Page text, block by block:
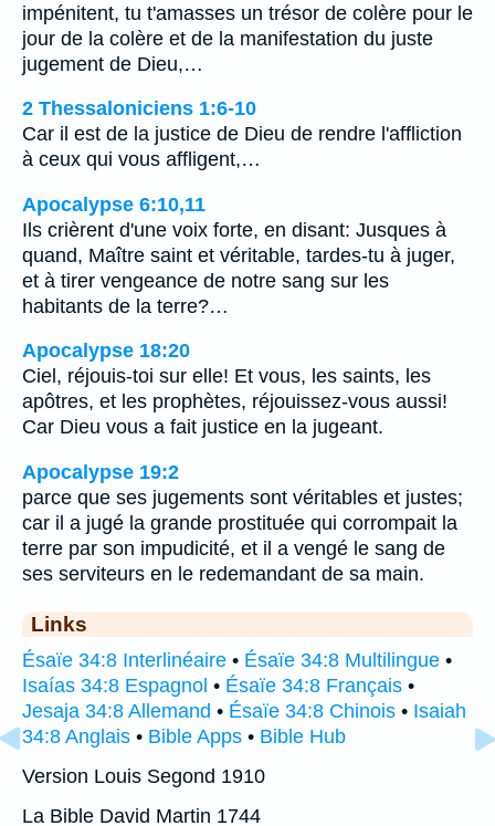
impénitent, tu t'amasses un trésor de colère pour le
jour de la colère et de la manifestation du juste
jugement de Dieu,…
2 Thessaloniciens 1:6-10
Car il est de la justice de Dieu de rendre l'affliction
à ceux qui vous affligent,…
Apocalypse 6:10,11
Ils crièrent d'une voix forte, en disant: Jusques à
quand, Maître saint et véritable, tardes-tu à juger,
et à tirer vengeance de notre sang sur les
habitants de la terre?…
Apocalypse 18:20
Ciel, réjouis-toi sur elle! Et vous, les saints, les
apôtres, et les prophètes, réjouissez-vous aussi!
Car Dieu vous a fait justice en la jugeant.
Apocalypse 19:2
parce que ses jugements sont véritables et justes;
car il a jugé la grande prostituée qui corrompait la
terre par son impudicité, et il a vengé le sang de
ses serviteurs en le redemandant de sa main.
Links
Ésaïe 34:8 Interlinéaire • Ésaïe 34:8 Multilingue •
Isaías 34:8 Espagnol • Ésaïe 34:8 Français •
Jesaja 34:8 Allemand • Ésaïe 34:8 Chinois • Isaiah
34:8 Anglais • Bible Apps • Bible Hub
Version Louis Segond 1910
La Bible David Martin 1744